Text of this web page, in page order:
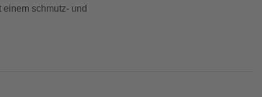
schmutz- und